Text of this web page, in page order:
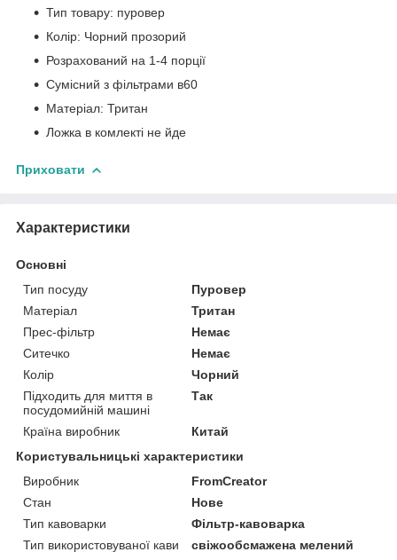
Тип товару: пуровер
Колір: Чорний прозорий
Розрахований на 1-4 порції
Сумісний з фільтрами в60
Матеріал: Тритан
Ложка в комлекті не йде
Приховати
Характеристики
Основні
Тип посуду
Пуровер
Матеріал
Тритан
Прес-фільтр
Немає
Ситечко
Немає
Колір
Чорний
Підходить для миття в
посудомийній машині
Так
Країна виробник
Китай
Користувальницькі характеристики
Виробник
FromCreator
Стан
Нове
Тип кавоварки
Фільтр-кавоварка
Тип використовуваної кави
свіжообсмажена мелений